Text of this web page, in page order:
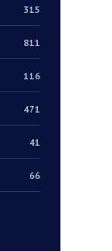
315
811
116
471
41
66